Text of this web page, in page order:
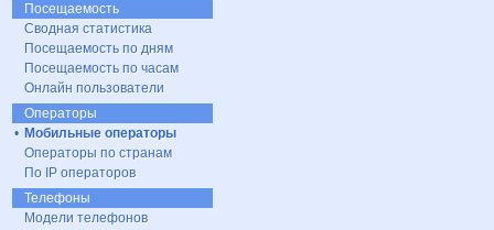
Посещаемость
Сводная статистика
Посещаемость по дням
Посещаемость по часам
Онлайн пользователи
Операторы
• Мобильные операторы
Операторы по странам
По IP операторов
Телефоны
Модели телефонов